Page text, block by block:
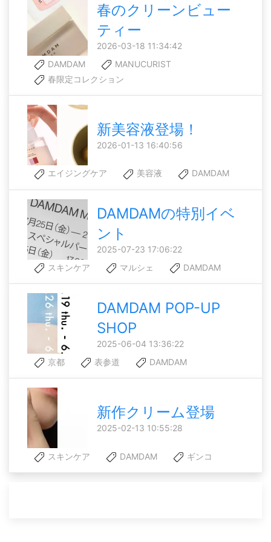
春のクリーンビュー
ティー
2026-03-18 11:34:42
DAMDAM
MANUCURIST
春限定コレクション
新美容液登場！
2026-01-13 16:40:56
エイジングケア 美容液 DAMDAM
DAMDAMの特別イベ
ント
2025-07-23 17:06:22
スキンケア
マルシェ DAMDAM
DAMDAM POP-UP
SHOP
2025-06-04 13:36:22
京都
表参道 DAMDAM
新作クリーム登場
2025-02-13 10:55:28
スキンケア DAMDAM ギンコ